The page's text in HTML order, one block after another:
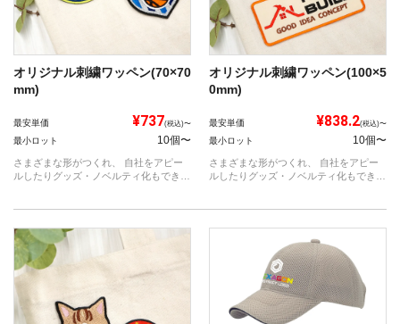
オリジナル刺繍ワッペン(70×70
mm)
最安単価 ¥737(税込)〜
最小ロット 10個〜
さまざまな形がつくれ、 自社をアピー
ルしたりグッズ・ノベルティ化もできる
オリジナル刺繍ワッペン(100×5
0mm)
最安単価 ¥838.2(税込)〜
最小ロット 10個〜
さまざまな形がつくれ、 自社をアピー
ルしたりグッズ・ノベルティ化もできる